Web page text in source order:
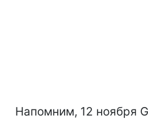
Напомним, 12 ноября